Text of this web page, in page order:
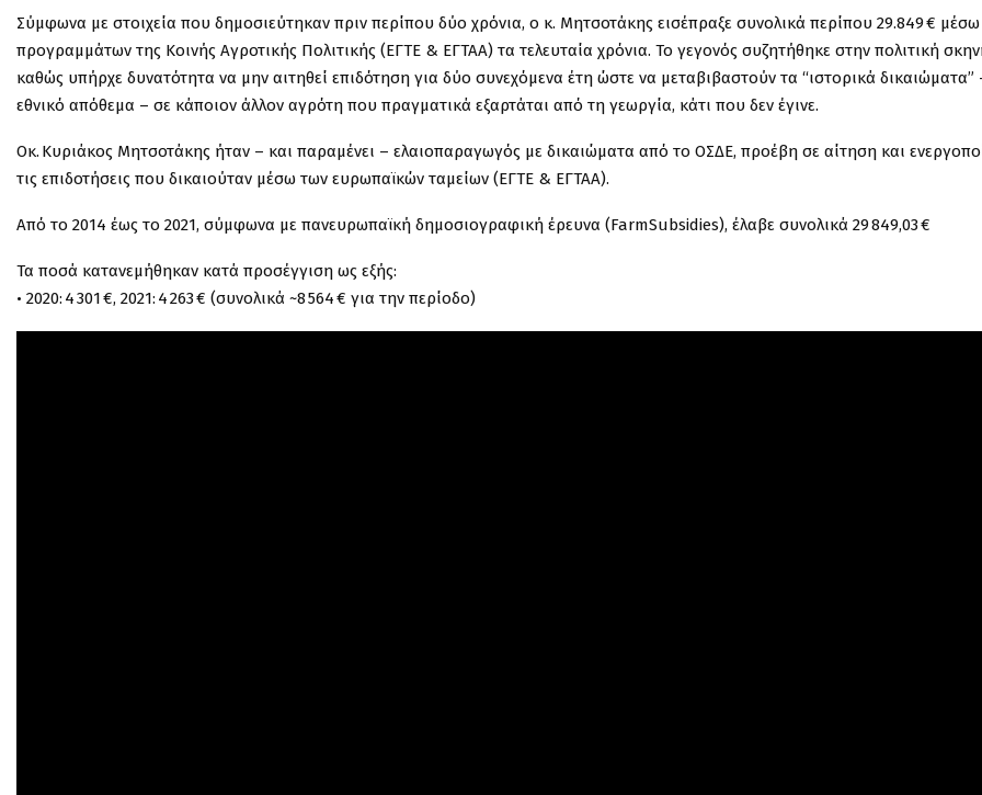
Σύμφωνα με στοιχεία που δημοσιεύτηκαν πριν περίπου δύο χρόνια, ο κ. Μητσοτάκης εισέπραξε συνολικά περίπου 29.849 €
προγραμμάτων της Κοινής Αγροτικής Πολιτικής (ΕΓΤΕ & ΕΓΤΑΑ) τα τελευταία χρόνια. Το γεγονός συζητήθηκε στην πολιτική
καθώς υπήρχε δυνατότητα να μην αιτηθεί επιδότηση για δύο συνεχόμενα έτη ώστε να μεταβιβαστούν τα “ιστορικά δικαιώματα”
εθνικό απόθεμα – σε κάποιον άλλον αγρότη που πραγματικά εξαρτάται από τη γεωργία, κάτι που δεν έγινε.
Οκ. Κυριάκος Μητσοτάκης ήταν – και παραμένει – ελαιοπαραγωγός με δικαιώματα από το ΟΣΔΕ, προέβη σε αίτηση και
τις επιδοτήσεις που δικαιούταν μέσω των ευρωπαϊκών ταμείων (ΕΓΤΕ & ΕΓΤΑΑ).
Από το 2014 έως το 2021, σύμφωνα με πανευρωπαϊκή δημοσιογραφική έρευνα (FarmSubsidies), έλαβε συνολικά 29 849,03 €
Τα ποσά κατανεμήθηκαν κατά προσέγγιση ως εξής:
• 2020: 4 301 €, 2021: 4 263 € (συνολικά ~8 564 € για την περίοδο)